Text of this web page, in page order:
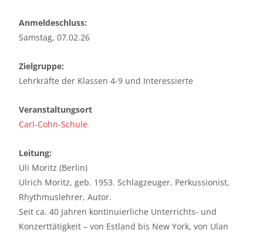
Anmeldeschluss:
Samstag, 07.02.26
Zielgruppe:
Lehrkräfte der Klassen 4-9 und Interessierte
Veranstaltungsort
Carl-Cohn-Schule
Leitung:
Uli Moritz (Berlin)
Ulrich Moritz, geb. 1953. Schlagzeuger, Perkussionist,
Rhythmuslehrer, Autor.
Seit ca. 40 Jahren kontinuierliche Unterrichts- und
Konzerttätigkeit – von Estland bis New York, von Ulan